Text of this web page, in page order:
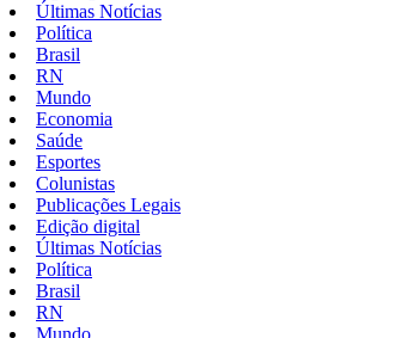
Últimas Notícias
Política
Brasil
RN
Mundo
Economia
Saúde
Esportes
Colunistas
Publicações Legais
Edição digital
Últimas Notícias
Política
Brasil
RN
Mundo